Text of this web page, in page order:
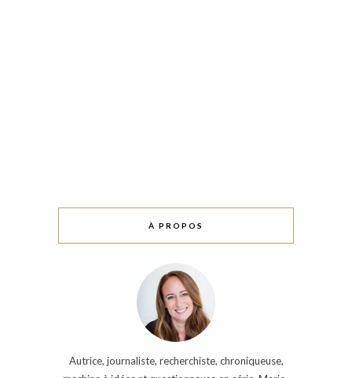
À PROPOS
Autrice, journaliste, recherchiste, chroniqueuse,